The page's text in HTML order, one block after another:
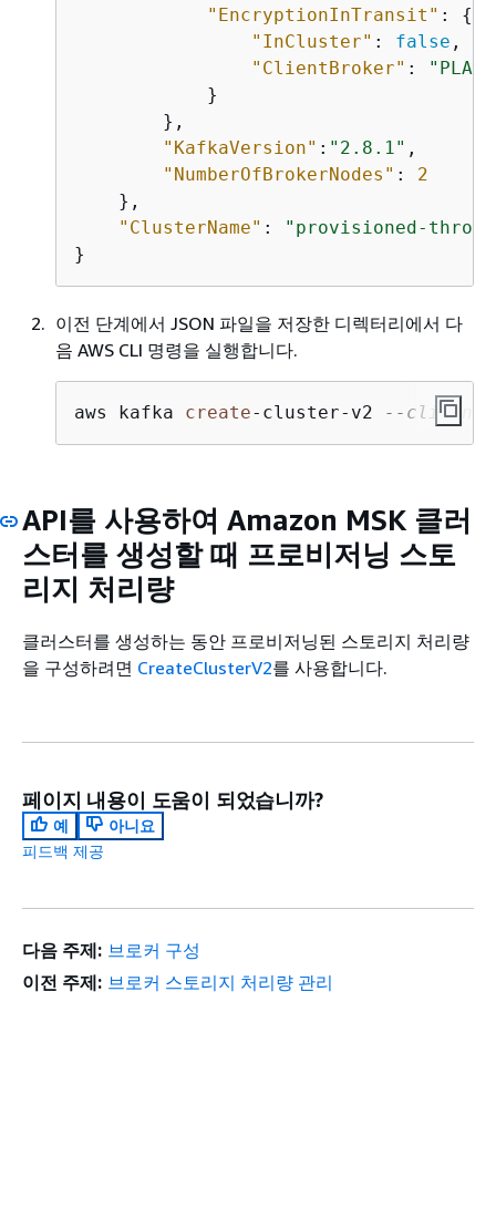
"EncryptionInTransit" : {
"InCluster" : false ,
"ClientBroker" :
            }
        },
"KafkaVersion" : "2.8.1" ,
"NumberOfBrokerNodes" : 2
    },
"ClusterName" :
"provisioned-
}
이전 단계에서 JSON 파일을 저장한 디렉터리에서 다
음 AWS CLI 명령을 실행합니다.
aws kafka create- cluster- v2 --cli-
API를 사용하여 Amazon MSK 클러
스터를 생성할 때 프로비저닝 스토
리지 처리량
클러스터를 생성하는 동안 프로비저닝된 스토리지 처리량
을 구성하려면 CreateClusterV2를 사용합니다.
페이지 내용이 도움이 되었습니까?
예
아니요
피드백 제공
다음 주제: 브로커 구성
이전 주제: 브로커 스토리지 처리량 관리